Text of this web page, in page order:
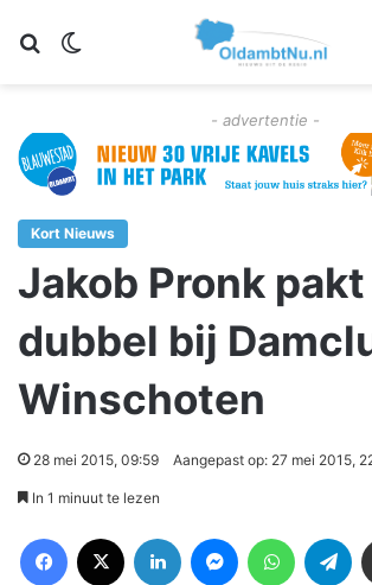
Zoeken
- advertentie -
Kort Nieuws
Jakob Pronk pakt
dubbel bij
Winschoten
28 mei 2015, 09:59 Aangepast op: 27 mei 2015,
In 1 minuut te lezen